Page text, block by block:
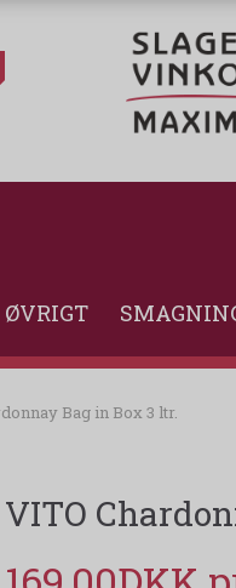
ØVRIGT
Bag in Box 3 ltr.
VITO